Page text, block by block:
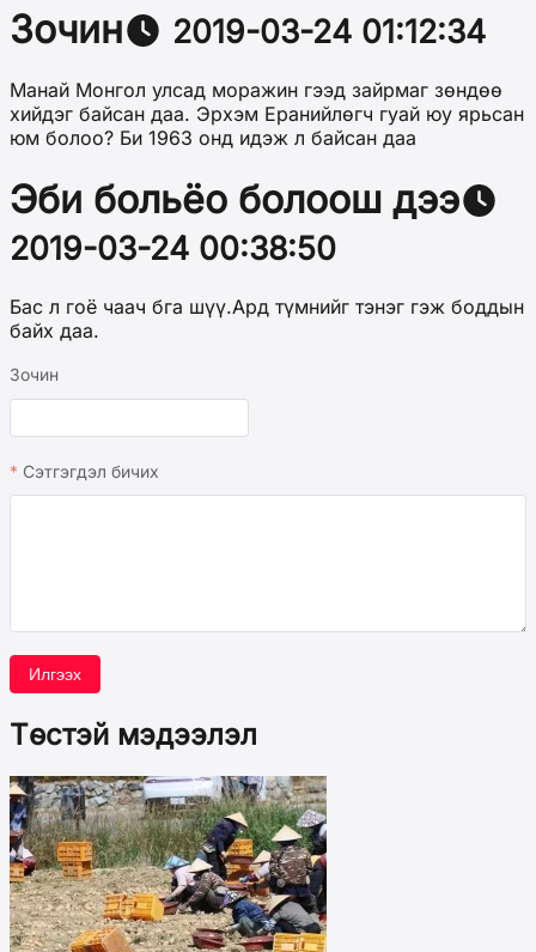
Зочин 2019-03-24 01:12:34
Манай Монгол улсад моражин гээд зайрмаг зөндөө
хийдэг байсан даа. Эрхэм Еранийлөгч гуай юу ярьсан
юм болоо? Би 1963 онд идэж л байсан даа
Эби больёо болоош дээ
2019-03-24 00:38:50
Бас л гоё чаач бга шүү.Ард түмнийг тэнэг гэж боддын
байх даа.
Зочин
Сэтгэгдэл бичих
Илгээх
Төстэй мэдээлэл